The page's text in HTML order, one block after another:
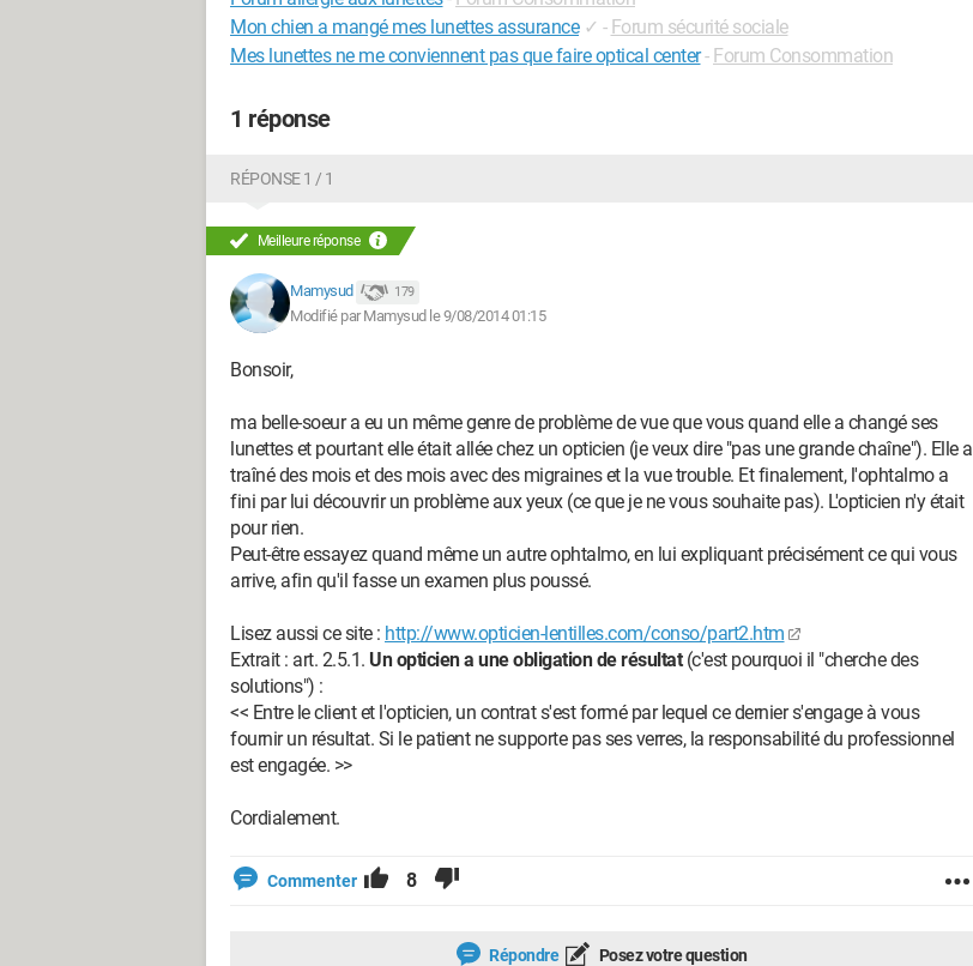
Mon chien a mangé mes lunettes assurance ✓ - Forum sécurité sociale
Mes lunettes ne me conviennent pas que faire optical center- Forum Consommation
1 réponse
RÉPONSE 1 / 1
Meilleure réponse
Mamysud 179
Modifié par Mamysud le 9/08/2014 01:15
Bonsoir,
ma belle-soeur a eu un même genre de problème de vue que vous quand elle a changé ses
lunettes et pourtant elle était allée chez un opticien (je veux dire "pas une grande chaîne"). Elle a
traîné des mois et des mois avec des migraines et la vue trouble. Et finalement, l'ophtalmo a
fini par lui découvrir un problème aux yeux (ce que je ne vous souhaite pas). L'opticien n'y était
pour rien.
Peut-être essayez quand même un autre ophtalmo, en lui expliquant précisément ce qui vous
arrive, afin qu'il fasse un examen plus poussé.
Lisez aussi ce site : http://www.opticien-lentilles.com/conso/part2.htm
Extrait : art. 2.5.1. Un opticien a une obligation de résultat(c'est pourquoi il "cherche des
solutions") :
<< Entre le client et l'opticien, un contrat s'est formé par lequel ce dernier s'engage à vous
fournir un résultat. Si le patient ne supporte pas ses verres, la responsabilité du professionnel
est engagée. >>
Cordialement.
Commenter 8
Répondre Posez votre question